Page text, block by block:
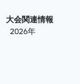
大会関連情報
2026年